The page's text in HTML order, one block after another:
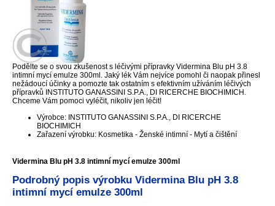
Podělte se o svou zkušenost s léčivými přípravky Vidermina Blu pH 3.8
intimní mycí emulze 300ml. Jaký lék Vám nejvíce pomohl či naopak přinesl
nežádoucí účinky a pomozte tak ostatním s efektivním užíváním léčivých
přípravků INSTITUTO GANASSINI S.P.A., DI RICERCHE BIOCHIMICH.
Chceme Vám pomoci vyléčit, nikoliv jen léčit!
Výrobce: INSTITUTO GANASSINI S.P.A., DI RICERCHE
BIOCHIMICH
Zařazení výrobku: Kosmetika - Ženské intimní - Mytí a čištění
Vidermina Blu pH 3.8 intimní mycí emulze 300ml
Podrobný popis výrobku Vidermina Blu pH 3.8
intimní mycí emulze 300ml